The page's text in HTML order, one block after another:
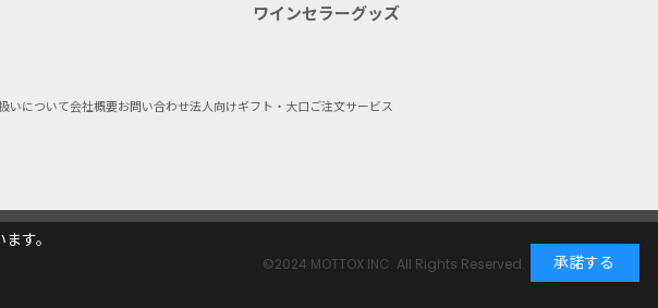
ワインセラーグッズ
いについて会社概要お問い合わせ法人向けギフト・大口ご注文サービス
©2024 MOTTOX INC. All Rights Reserved.
す。
承諾する